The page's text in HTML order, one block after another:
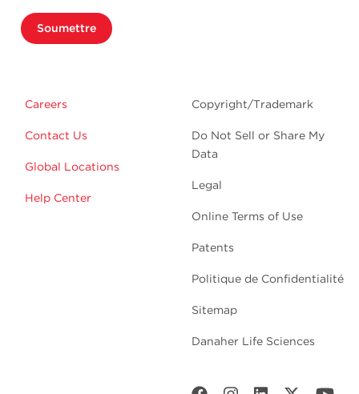
Soumettre
Careers
Contact Us
Global Locations
Help Center
Copyright/Trademark
Do Not Sell or Share My
Data
Legal
Online Terms of Use
Patents
Politique de Confidentialité
Sitemap
Danaher Life Sciences